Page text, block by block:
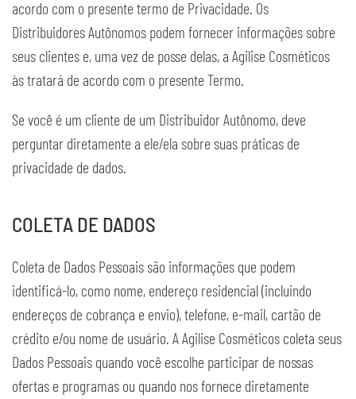
acordo com o presente termo de Privacidade. Os
Distribuidores Autônomos podem fornecer informações sobre
seus clientes e, uma vez de posse delas, a Agilise Cosméticos
às tratará de acordo com o presente Termo.
Se você é um cliente de um Distribuidor Autônomo, deve
perguntar diretamente a ele/ela sobre suas práticas de
privacidade de dados.
COLETA DE DADOS
Coleta de Dados Pessoais são informações que podem
identificá-lo, como nome, endereço residencial (incluindo
endereços de cobrança e envio), telefone, e-mail, cartão de
crédito e/ou nome de usuário. A Agilise Cosméticos coleta seus
Dados Pessoais quando você escolhe participar de nossas
ofertas e programas ou quando nos fornece diretamente